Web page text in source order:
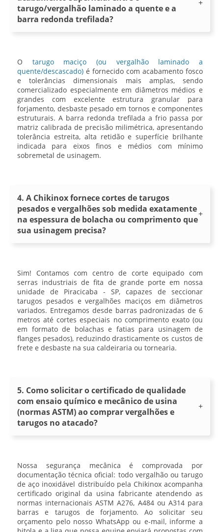
tarugo/vergalhão laminado a quente e a
barra redonda trefilada?
O tarugo maciço (ou vergalhão laminado a
quente/descascado) é fornecido com acabamento fosco
e tolerâncias dimensionais mais amplas, sendo
comercializado especialmente em diâmetros médios e
grandes com excelente estrutura granular para
forjamento, desbaste pesado em tornos e componentes
estruturais. A barra redonda trefilada a frio passa por
matriz calibrada de precisão milimétrica, apresentando
tolerância estreita, alta retidão e superfície brilhante
indicada para eixos finos e médios com mínimo
sobremetal de usinagem.
4. A Chikinox fornece cortes de tarugos
pesados e vergalhões sob medida exatamente
na espessura de bolacha ou comprimento que
sua usinagem precisa?
Sim! Contamos com centro de corte equipado com
serras industriais de fita de grande porte em nossa
unidade de Piracicaba - SP, capazes de seccionar
tarugos pesados e vergalhões maciços em diâmetros
variados. Entregamos desde barras padronizadas de 6
metros até cortes especiais no comprimento exato (ou
em formato de bolachas e fatias para usinagem de
flanges pesados), reduzindo drasticamente os custos de
frete e desbaste na sua caldeiraria ou tornearia.
5. Como solicitar o certificado de qualidade
com ensaio químico e mecânico de usina
(normas ASTM) ao comprar vergalhões e
tarugos no atacado?
Nossa segurança mecânica é comprovada por
documentação técnica oficial: todo vergalhão ou tarugo
de aço inoxidável distribuído pela Chikinox acompanha
certificado original da usina fabricante atendendo as
normas internacionais ASTM A276, A484 ou A314 para
barras e tarugos de forjamento. Ao solicitar seu
orçamento pelo nosso WhatsApp ou e-mail, informe a